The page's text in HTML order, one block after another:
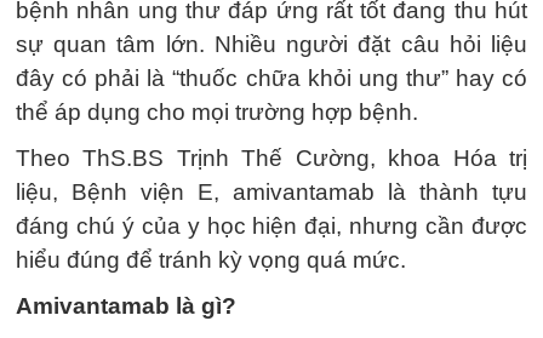
bệnh nhân ung thư đáp ứng rất tốt đang thu hút
sự quan tâm lớn. Nhiều người đặt câu hỏi liệu
đây có phải là “thuốc chữa khỏi ung thư” hay có
thể áp dụng cho mọi trường hợp bệnh.
Theo ThS.BS Trịnh Thế Cường, khoa Hóa trị
liệu, Bệnh viện E, amivantamab là thành tựu
đáng chú ý của y học hiện đại, nhưng cần được
hiểu đúng để tránh kỳ vọng quá mức.
Amivantamab là gì?